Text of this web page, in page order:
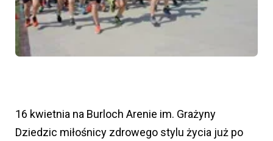
16 kwietnia na Burloch Arenie im. Grażyny
Dziedzic miłośnicy zdrowego stylu życia już po